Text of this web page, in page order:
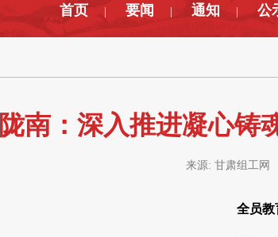
首页 要闻 通知 公
陇南：深入推进凝心铸
来源: 甘肃组工网
全员教